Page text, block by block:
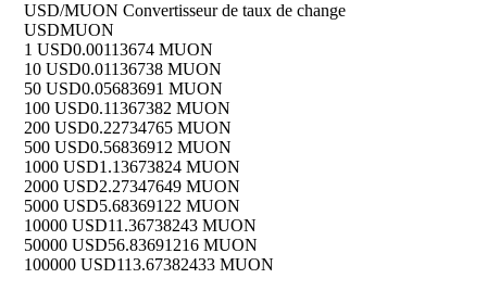
USD/MUON Convertisseur de taux de change
USDMUON
1 USD0.00113674 MUON
10 USD0.01136738 MUON
50 USD0.05683691 MUON
100 USD0.11367382 MUON
200 USD0.22734765 MUON
500 USD0.56836912 MUON
1000 USD1.13673824 MUON
2000 USD2.27347649 MUON
5000 USD5.68369122 MUON
10000 USD11.36738243 MUON
50000 USD56.83691216 MUON
100000 USD113.67382433 MUON